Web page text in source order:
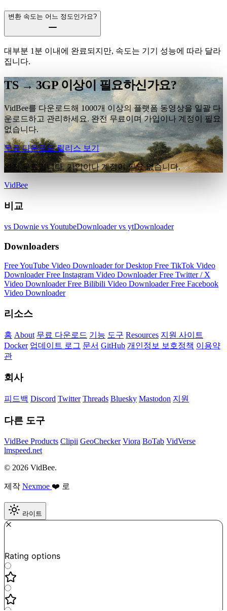
변환 속도는 어느 정도인가요?
대부분 1분 이내에 완료되지만, 속도는 기기 성능에 따라 달라
집니다.
TS → 3GP 이상이 필요하신가요?
VidBee를 다운로드해 1000개 이상의 플랫폼 동영상을 일괄 다
운로드하고 관리하세요. 완전 무료이며 가입이나 계정이 필요
없습니다.
무료 다운로드릴리스 보기
완전 무료입니다. 가입이나 계정이 필요 없습니다.
VidBee
비교
vs Downie vs YoutubeDownloadervs ytDownloader
Downloaders
Free YouTube Video Downloader for Desktop Free TikTok Video
DownloaderFree Instagram Video DownloaderFree Twitter / X
Video DownloaderFree Bilibili Video DownloaderFree Facebook
Video Downloader
리소스
홈 About 무료 다운로드 기능 도구 Resources 지원 사이트
Docker 업데이트 로그 문서 GitHub 개인정보 보호정책 이용약
관
회사
피드백 Discord Twitter Threads Bluesky Mastodon 지원
다른 도구
VidBee Products Clipii GeoChecker Viora BoTab VidVerse
lmspeed.net
© 2026 VidBee.
제작 Nexmoe ❤️ 로
라이트
Rating options